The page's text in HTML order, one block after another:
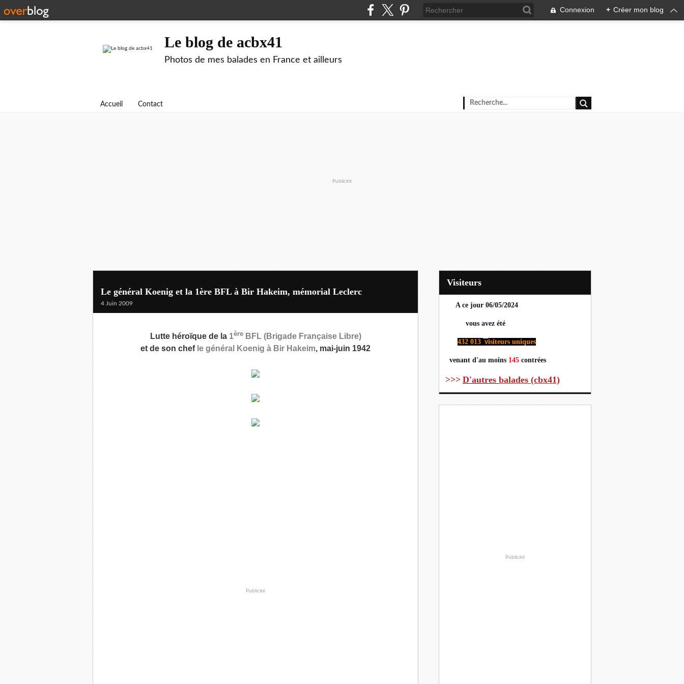
Connexion + Créer mon blog
Le blog de acbx41
Photos de mes balades en France et ailleurs
Accueil Contact
Publicité
Le général Koenig et la 1ère BFL à Bir Hakeim, mémorial Leclerc
4 Juin 2009
Lutte héroïque de la 1èreBFL (Brigade Française Libre)
et de son chef le général Koenig à Bir Hakeim, mai-juin 1942
Publicité
Visiteurs
A ce jour 06/05/2024
vous avez été
432 013 visiteurs uniques
venant d'au moins 145 contrées
>>> D'autres balades (cbx41)
Publicité